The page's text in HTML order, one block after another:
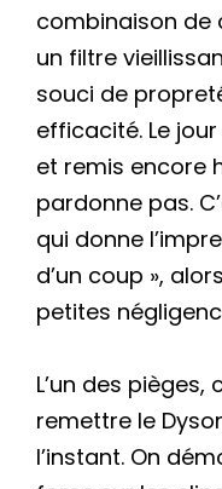
combinaison de
un filtre
souci de
efficacité. Le
et remis encore
pardonne pas.
qui donne
d’un coup »,
petites
L’un des
remettre le
l’instant. On